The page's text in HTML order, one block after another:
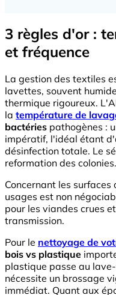
3 règles d'or :
et fréquence
La gestion des textiles
lavettes, souvent
thermique rigoureux.
la température de
bactéries pathogènes :
impératif, l'idéal étant
désinfection totale. Le
reformation des colonies.
Concernant les
usages est non
pour les viandes crues
transmission.
Pour le nettoyage de
bois vs plastique
plastique passe au
nécessite un brossage
immédiat. Quant aux